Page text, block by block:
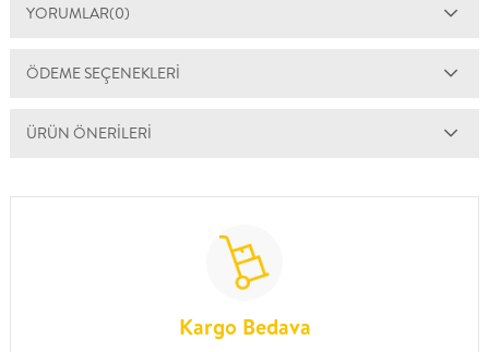
YORUMLAR(0)
ÖDEME SEÇENEKLERI
ÜRÜN ÖNERILERI
Kargo Bedava